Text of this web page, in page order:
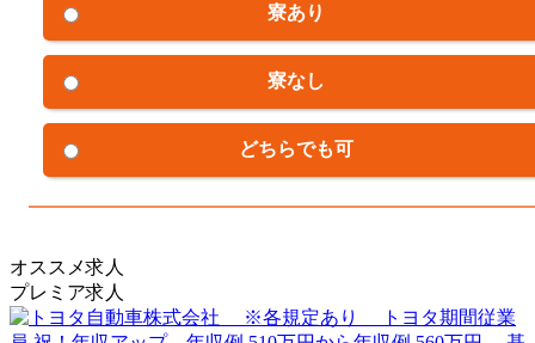
寮あり
寮なし
どちらでも可
オススメ求人
プレミア求人